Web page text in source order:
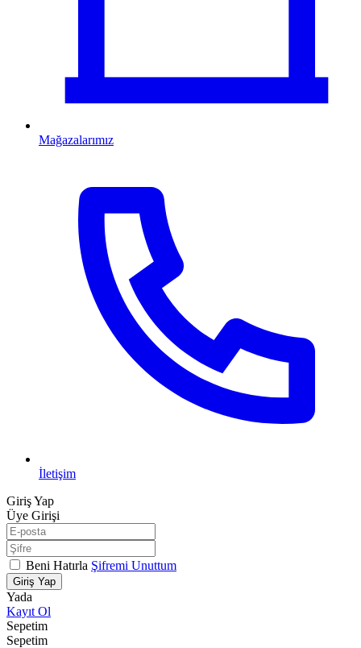
Mağazalarımız
İletişim
Giriş Yap
Üye Girişi
Beni Hatırla Şifremi Unuttum
Giriş Yap
Yada
Kayıt Ol
Sepetim
Sepetim